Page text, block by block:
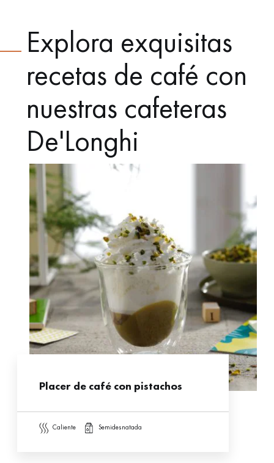
Explora exquisitas
recetas de café con
nuestras cafeteras
De'Longhi
Placer de café con pistachos
caliente semidesnatada